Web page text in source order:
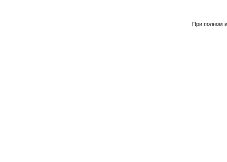
При полном